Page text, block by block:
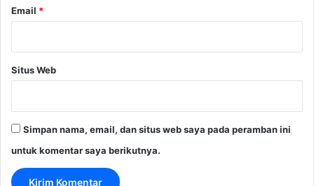
Email *
Situs Web
Simpan nama, email, dan situs web saya pada peramban ini
untuk komentar saya berikutnya.